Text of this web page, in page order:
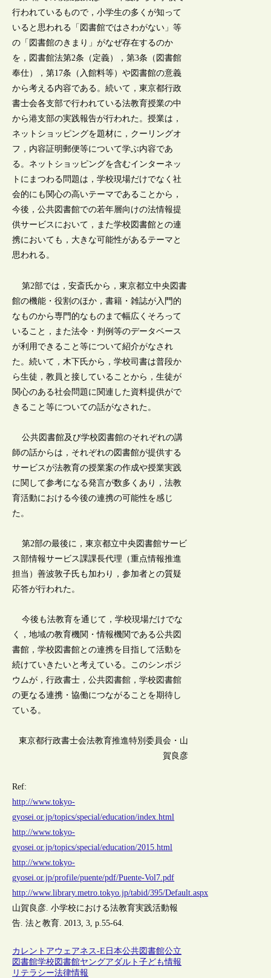
行われているもので，小学生の多くが知って
いると思われる「図書館ではさわがない」等
の「図書館のきまり」がなぜ存在するのか
を，図書館法第2条（定義），第3条（図書館
奉仕），第17条（入館料等）や図書館の意義
から考える内容である。続いて，東京都行政
書士会各支部で行われている法教育授業の中
から港支部の実践報告が行われた。授業は，
ネットショッピングを題材に，クーリングオ
フ，内容証明郵便等について学ぶ内容であ
る。ネットショッピングを含むインターネッ
トにまつわる問題は，学校現場だけでなく社
会的にも関心の高いテーマであることから，
今後，公共図書館での若年層向けの法情報提
供サービスにおいて，また学校図書館との連
携においても，大きな可能性があるテーマと
思われる。
第2部では，安斎氏から，東京都立中央図書
館の機能・役割のほか，書籍・雑誌が入門的
なものから専門的なものまで幅広くそろって
いること，また法令・判例等のデータベース
が利用できること等について紹介がなされ
た。続いて，木下氏から，学校司書は普段か
ら生徒，教員と接していることから，生徒が
関心のある社会問題に関連した資料提供がで
きること等についての話がなされた。
公共図書館及び学校図書館のそれぞれの講
師の話からは，それぞれの図書館が提供する
サービスが法教育の授業案の作成や授業実践
に関して参考になる発言が数多くあり，法教
育活動における今後の連携の可能性を感じ
た。
第2部の最後に，東京都立中央図書館サービ
ス部情報サービス課課長代理（重点情報推進
担当）善波敦子氏も加わり，参加者との質疑
応答が行われた。
今後も法教育を通じて，学校現場だけでな
く，地域の教育機関・情報機関である公共図
書館，学校図書館との連携を目指して活動を
続けていきたいと考えている。このシンポジ
ウムが，行政書士，公共図書館，学校図書館
の更なる連携・協働につながることを期待し
ている。
東京都行政書士会法教育推進特別委員会・山
賀良彦
Ref:
http://www.tokyo-
gyosei.or.jp/topics/special/education/index.html
http://www.tokyo-
gyosei.or.jp/topics/special/education/2015.html
http://www.tokyo-
gyosei.or.jp/profile/puente/pdf/Puente-Vol7.pdf
http://www.library.metro.tokyo.jp/tabid/395/Default.aspx
山賀良彦. 小学校における法教育実践活動報
告. 法と教育. 2013, 3, p.55-64.
カレントアウェアネス-E 日本公共図書館公立
図書館学校図書館ヤングアダルト子ども情報
リテラシー法律情報